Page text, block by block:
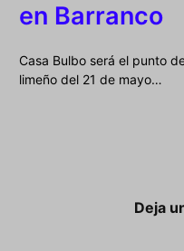
en Barranco
Casa Bulbo será el punto
limeño del 21 de mayo…
Deja